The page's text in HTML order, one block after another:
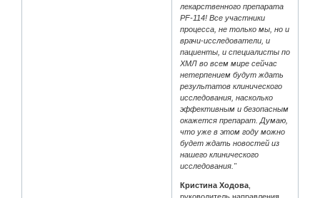
лекарственного препарата
PF-114! Все участники
процесса, не только мы, но и
врачи-исследователи, и
пациенты, и специалисты по
ХМЛ во всем мире сейчас
нетерпением будут ждать
результатов клинического
исследования, насколько
эффективным и безопасным
окажется препарат. Думаю,
что уже в этом году можно
будет ждать новостей из
нашего клинического
исследования."
Кристина Ходова